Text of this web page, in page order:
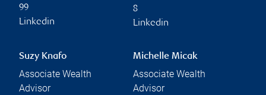
99
Linkedin
8
Linkedin
Suzy Knafo
Associate Wealth
Advisor
Michelle Micak
Associate Wealth
Advisor